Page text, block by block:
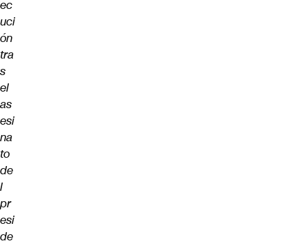
ec
uci
ón
tra
s
el
as
esi
na
to
de
l
pr
esi
de